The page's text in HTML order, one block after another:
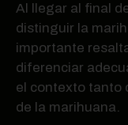
Al llegar al final
distinguir la
importante
diferenciar
el contexto tanto
de la marihuana.